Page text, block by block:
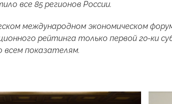
все 85 регионов России.
международном экономическом
рейтинга только первой 20-ки
всем показателям.